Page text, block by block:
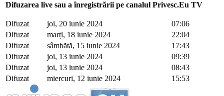
Difuzarea live sau a înregistrării pe canalul Privesc.Eu TV
Difuzat joi, 20 iunie 2024
07:06
Difuzat
marți, 18 iunie 2024
22:04
Difuzat
sâmbătă, 15 iunie 2024
17:43
Difuzat
joi, 13 iunie 2024
09:39
Difuzat
joi, 13 iunie 2024
08:43
Difuzat
miercuri, 12 iunie 2024 15:53